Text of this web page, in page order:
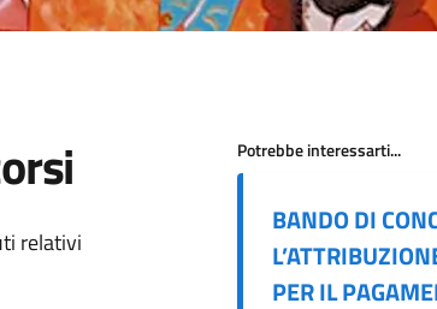
relativi
Potrebbe interessarti...
BANDO DI
PER IL